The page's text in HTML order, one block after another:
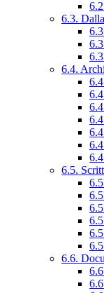
6.3.
6.4.
6.5.
6.6.